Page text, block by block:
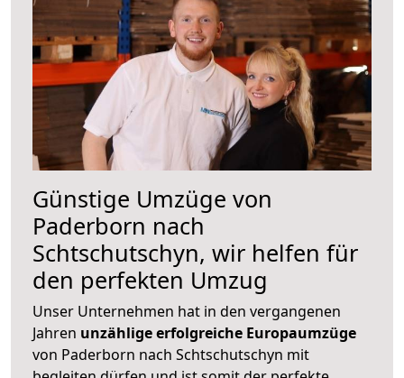
Günstige Umzüge von
Paderborn nach
Schtschutschyn, wir helfen für
den perfekten Umzug
Unser Unternehmen hat in den vergangenen
Jahren unzählige erfolgreiche Europaumzüge
von Paderborn nach Schtschutschyn mit